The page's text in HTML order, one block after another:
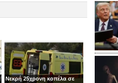
Νεκρή 25χρονη κοπέλα σε